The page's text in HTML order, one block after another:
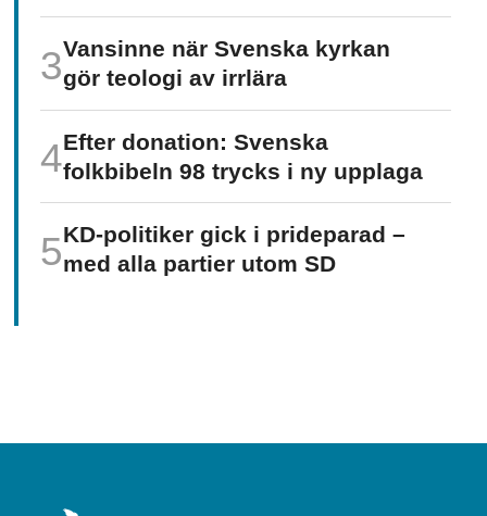
Vansinne när Svenska kyrkan
gör teologi av irrlära
Efter donation: Svenska
folkbibeln 98 trycks i ny upplaga
KD-politiker gick i prideparad –
med alla partier utom SD